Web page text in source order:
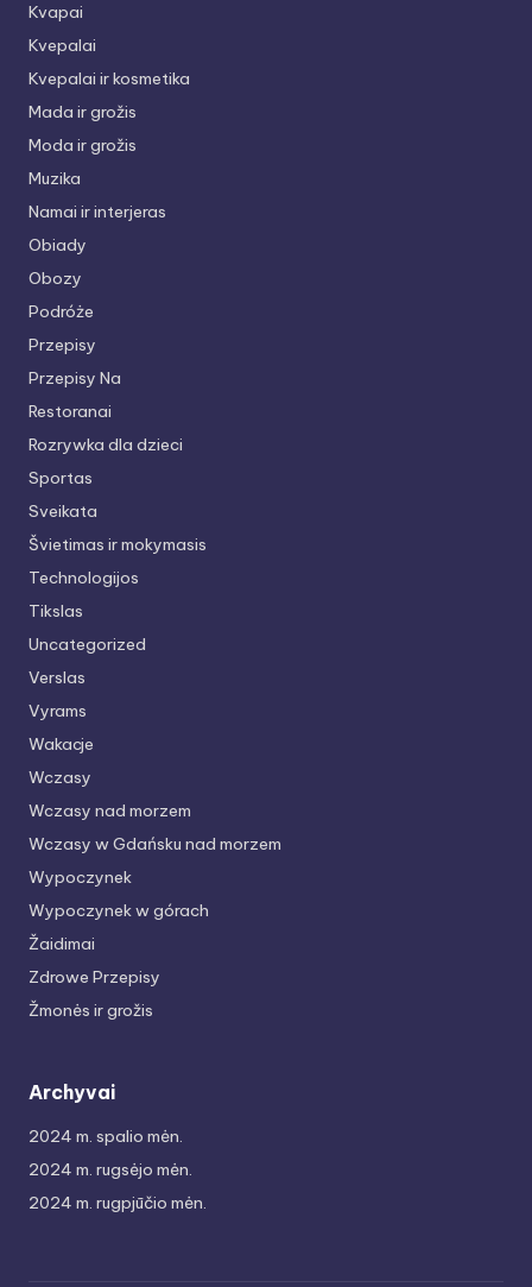
Kvapai
Kvepalai
Kvepalai ir kosmetika
Mada ir grožis
Moda ir grožis
Muzika
Namai ir interjeras
Obiady
Obozy
Podróże
Przepisy
Przepisy Na
Restoranai
Rozrywka dla dzieci
Sportas
Sveikata
Švietimas ir mokymasis
Technologijos
Tikslas
Uncategorized
Verslas
Vyrams
Wakacje
Wczasy
Wczasy nad morzem
Wczasy w Gdańsku nad morzem
Wypoczynek
Wypoczynek w górach
Žaidimai
Zdrowe Przepisy
Žmonės ir grožis
Archyvai
2024 m. spalio mėn.
2024 m. rugsėjo mėn.
2024 m. rugpjūčio mėn.